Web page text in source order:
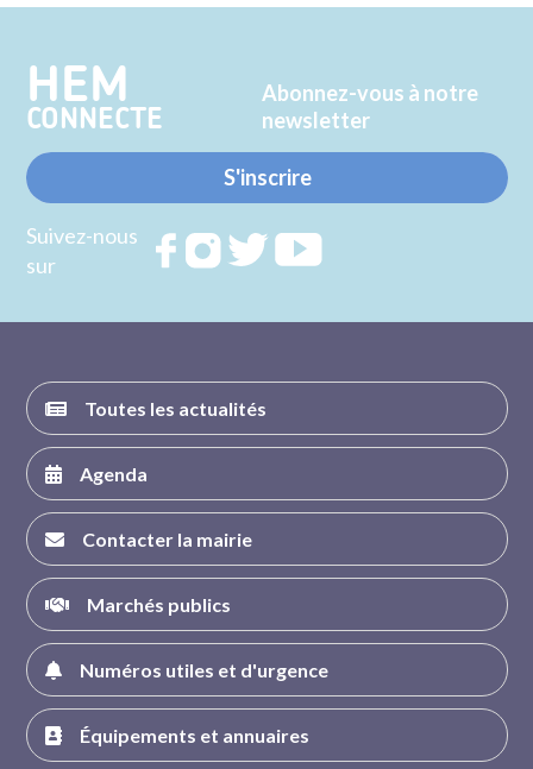
Twitter
Facebook
HEM
CONNECTE
Abonnez-vous à notre
newsletter
S'inscrire
Suivez-nous
sur
RejoignezRejoignezRejoignez
Toutes les actualités
Agenda
Contacter la mairie
Marchés publics
Numéros utiles et d'urgence
Équipements et annuaires